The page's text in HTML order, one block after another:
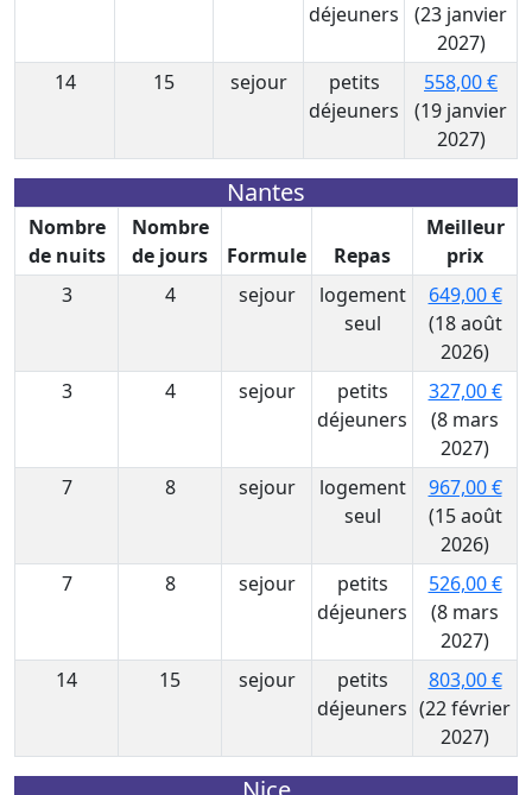
déjeuners
(23 janvier
2027)
14
15 sejour
petits
déjeuners
558,00 €
(19 janvier
2027)
Nantes
Nombre
de nuits
Nombre
de jours
Formule Repas
Meilleur
prix
3
4 sejour
logement
seul
649,00 €
(18 août
2026)
3
4 sejour
petits
déjeuners
327,00 €
(8 mars
2027)
7
8 sejour
logement
seul
967,00 €
(15 août
2026)
7
8 sejour
petits
déjeuners
526,00 €
(8 mars
2027)
14
15 sejour
petits
déjeuners
803,00 €
(22 février
2027)